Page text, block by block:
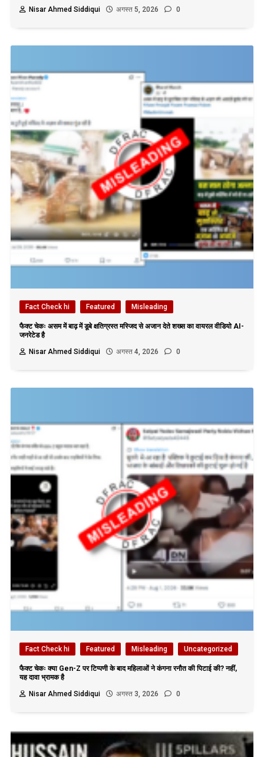
Nisar Ahmed Siddiqui अगस्त 5, 2026 0
Fact Check hi Featured Misleading
फैक्ट चेकः असम में बाढ़ में डूबे क्षतिग्रस्त मस्जिद से अजान देते शख्स का वायरल वीडियो AI-
जनरेटेड है
Nisar Ahmed Siddiqui
अगस्त 4, 2026 0
Fact Check hi Featured Misleading Uncategorized
फैक्ट चेकः क्या Gen-Z पर टिप्पणी के बाद महिलाओं ने कंगना रनौत की पिटाई की? नहीं,
यह दावा भ्रामक है
Nisar Ahmed Siddiqui
अगस्त 3, 2026 0